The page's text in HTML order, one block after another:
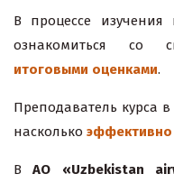
В процессе изучения
ознакомиться со
итоговыми оценками.
Преподаватель курса
насколько эффективно
ВАО «Uzbekistan